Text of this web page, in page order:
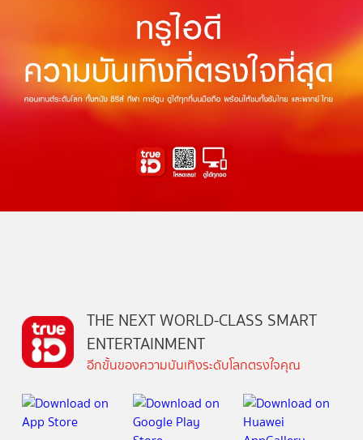
THE NEXT WORLD-CLASS SMART
ENTERTAINMENT
อีกขั้นของความบันเทิงระดับโลกตรงใจคุณ